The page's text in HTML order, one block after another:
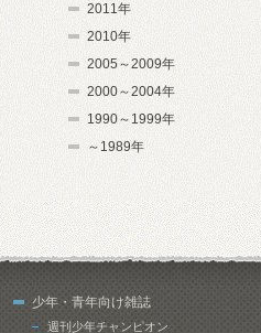
2011年
2010年
2005～2009年
2000～2004年
1990～1999年
～1989年
少年・青年向け雑誌
週刊少年チャンピオン